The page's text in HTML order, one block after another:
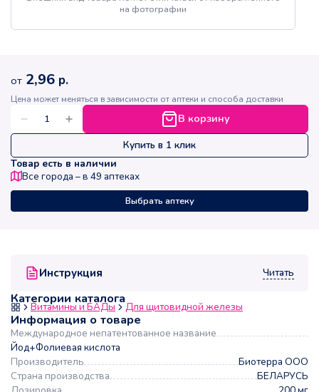
на фотографии
Инструкция Читать
Категории каталога
Витамины и БАДы Для щитовидной железы
Информация о товаре
Международное непатентованное название
Йод+Фолиевая кислота
Производитель
Биотерра ООО
Страна производства
БЕЛАРУСЬ
от 2,96 р.
Цена может меняться в зависимости от аптеки и способа доставки
В корзину
Купить в 1 клик
Товар есть в наличии
Все города – в 49 аптеках
Выбрать аптеку